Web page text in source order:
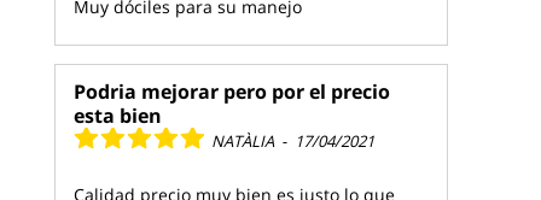
Muy dóciles para su manejo
Podria mejorar pero por el precio
esta bien
NATÀLIA - 17/04/2021
Calidad precio muy bien es justo lo que